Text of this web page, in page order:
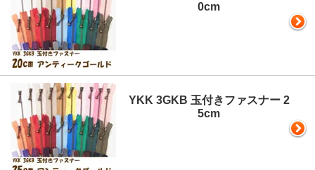
0cm
YKK 3GKB 玉付きファスナー 2
5cm